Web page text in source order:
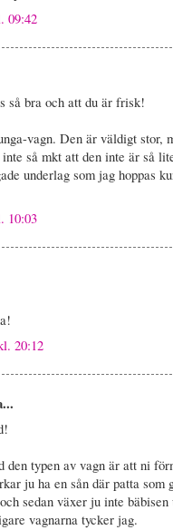
09:42
så bra och att du är frisk!
vagn. Den är väldigt
så mkt att den inte är så
underlag som jag hoppas
10:03
20:12
den typen av vagn är att ni
ju ha en sån där patta
sedan växer ju inte
vagnarna tycker jag.